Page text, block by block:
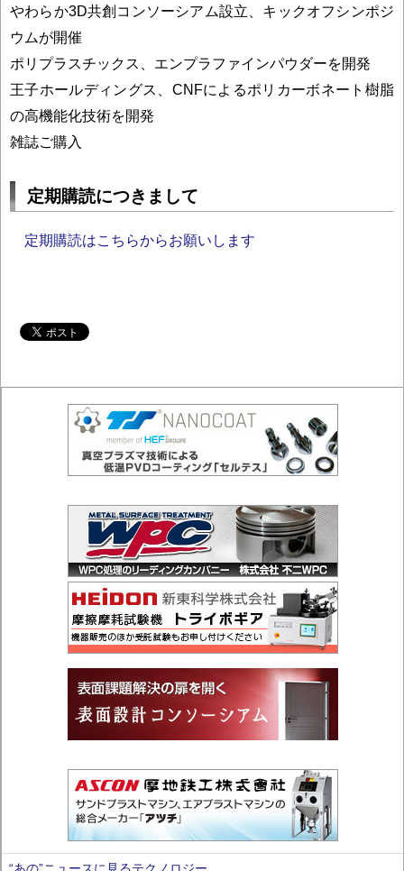
やわらか3D共創コンソーシアム設立、キックオフシンポジ
ウムが開催
ポリプラスチックス、エンプラファインパウダーを開発
王子ホールディングス、CNFによるポリカーボネート樹脂
の高機能化技術を開発
雑誌ご購入
定期購読につきまして
定期購読はこちらからお願いします